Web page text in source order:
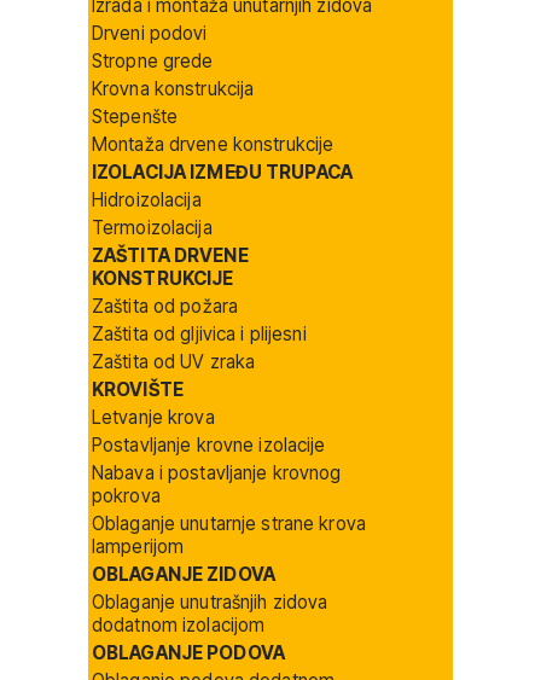
Izrada i montaža unutarnjih zidova
Drveni podovi
Stropne grede
Krovna konstrukcija
Stepenšte
Montaža drvene konstrukcije
IZOLACIJA IZMEĐU TRUPACA
Hidroizolacija
Termoizolacija
ZAŠTITA DRVENE
KONSTRUKCIJE
Zaštita od požara
Zaštita od gljivica i plijesni
Zaštita od UV zraka
KROVIŠTE
Letvanje krova
Postavljanje krovne izolacije
Nabava i postavljanje krovnog
pokrova
Oblaganje unutarnje strane krova
lamperijom
OBLAGANJE ZIDOVA
Oblaganje unutrašnjih zidova
dodatnom izolacijom
OBLAGANJE PODOVA